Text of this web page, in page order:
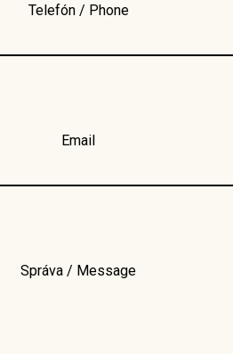
Telefón / Phone
Email
Správa / Message